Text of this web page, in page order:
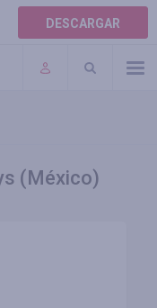
DESCARGAR
(México)